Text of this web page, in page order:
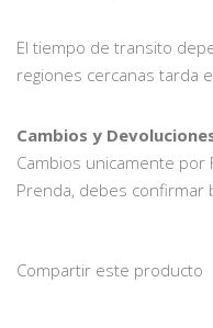
El tiempo de transito
regiones cercanas tarda
Cambios y
Cambios unicamente por
Prenda, debes confirmar
Compartir este producto